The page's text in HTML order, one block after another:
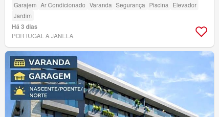
Garajem Ar Condicionado Varanda Segurança Piscina Elevador
Jardim
Há 3 dias
PORTUGAL À JANELA